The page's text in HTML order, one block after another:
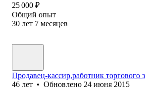
25 000 ₽
Общий опыт
30 лет 7 месяцев
Продавец-кассир,работник торгового
46 лет • Обновлено 24 июня 2015